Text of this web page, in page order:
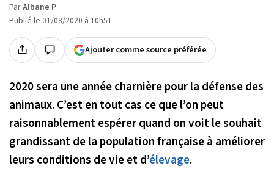
ParAlbane P
Publié le 01/08/2020 à 10h51
Ajouter comme source préférée
2020 sera une année charnière pour la défense des
animaux. C’est en tout cas ce que l’on peut
raisonnablement espérer quand on voit le souhait
grandissant de la population française à améliorer
leurs conditions de vie et d’élevage.